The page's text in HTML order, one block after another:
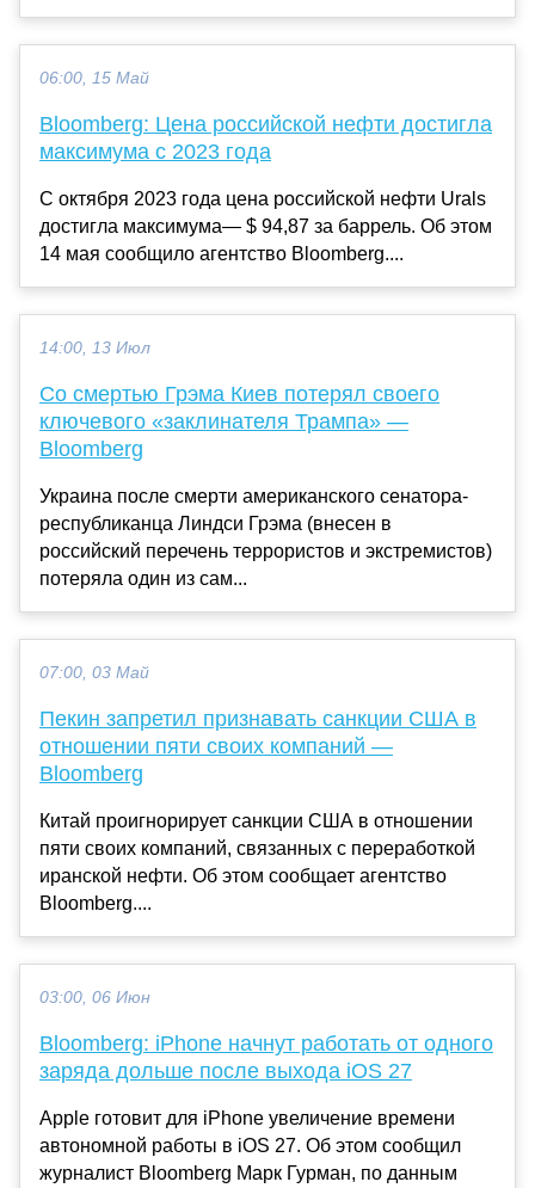
06:00, 15 Май
Bloomberg: Цена российской нефти достигла
максимума с 2023 года
С октября 2023 года цена российской нефти Urals
достигла максимума— $ 94,87 за баррель. Об этом
14 мая сообщило агентство Bloomberg....
14:00, 13 Июл
Со смертью Грэма Киев потерял своего
ключевого «заклинателя Трампа» —
Bloomberg
Украина после смерти американского сенатора-
республиканца Линдси Грэма (внесен в
российский перечень террористов и экстремистов)
потеряла один из сам...
07:00, 03 Май
Пекин запретил признавать санкции США в
отношении пяти своих компаний —
Bloomberg
Китай проигнорирует санкции США в отношении
пяти своих компаний, связанных с переработкой
иранской нефти. Об этом сообщает агентство
Bloomberg....
03:00, 06 Июн
Bloomberg: iPhone начнут работать от одного
заряда дольше после выхода iOS 27
Apple готовит для iPhone увеличение времени
автономной работы в iOS 27. Об этом сообщил
журналист Bloomberg Марк Гурман, по данным